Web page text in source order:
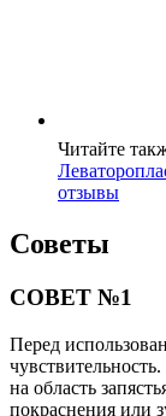
Читайте
отзывы
Советы
СОВЕТ №1
Перед
на область
покраснения или